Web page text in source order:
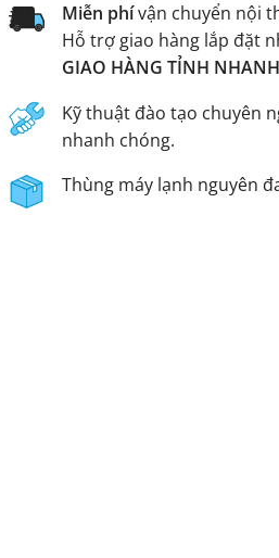
Miễn phívận chuyển nội
Hỗ trợ giao hàng lắp đặt
GIAO HÀNG TỈNH
Kỹ thuật đào tạo chuyên
nhanh chóng.
Thùng máy lạnh nguyên